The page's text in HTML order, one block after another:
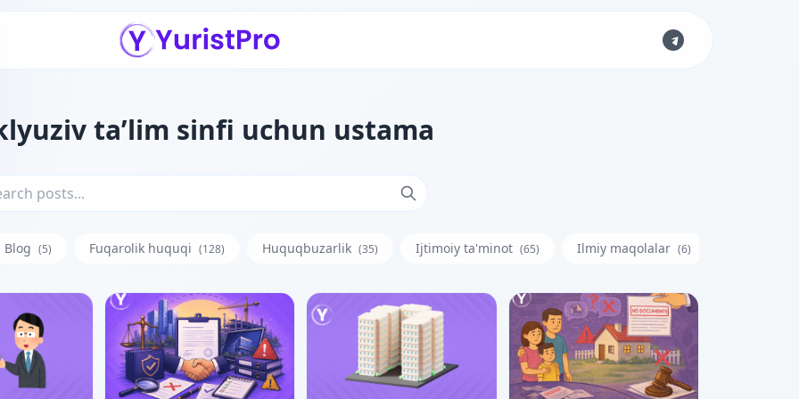
ta’lim sinfi uchun ustama
Blog (5) Fuqarolik huquqi (128) Huquqbuzarlik (35) Ijtimoiy ta'minot (65) Ilmiy maqolalar (6)